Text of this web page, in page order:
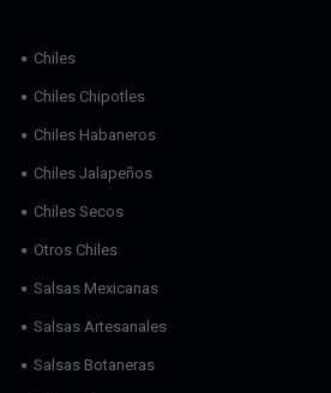
Chiles
Chiles Chipotles
Chiles Habaneros
Chiles Jalapeños
Chiles Secos
Otros Chiles
Salsas Mexicanas
Salsas Artesanales
Salsas Botaneras